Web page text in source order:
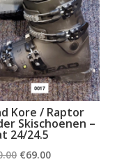
Kore / Raptor
Skischoenen –
24/24.5
Oorspronkelijke
€69.00Huidige